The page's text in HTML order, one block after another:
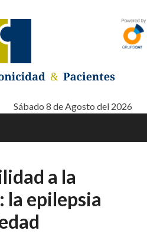
–
–
Pacientes
Sábado 8 de Agosto del 2026
a la
epilepsia